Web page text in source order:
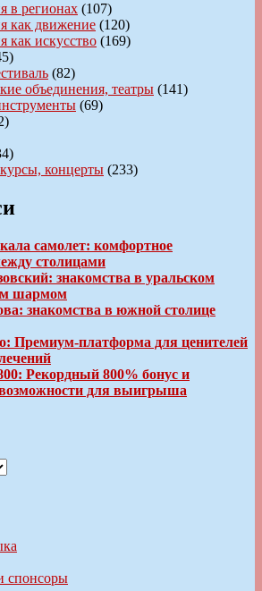
в регионах (107)
как движение (120)
как искусство (169)
(82)
объединения, театры (141)
(69)
концерты (233)
самолет: комфортное
столицами
знакомства в уральском
шармом
знакомства в южной столице
Премиум-платформа для ценителей
Рекордный 800% бонус и
для выигрыша
спонсоры